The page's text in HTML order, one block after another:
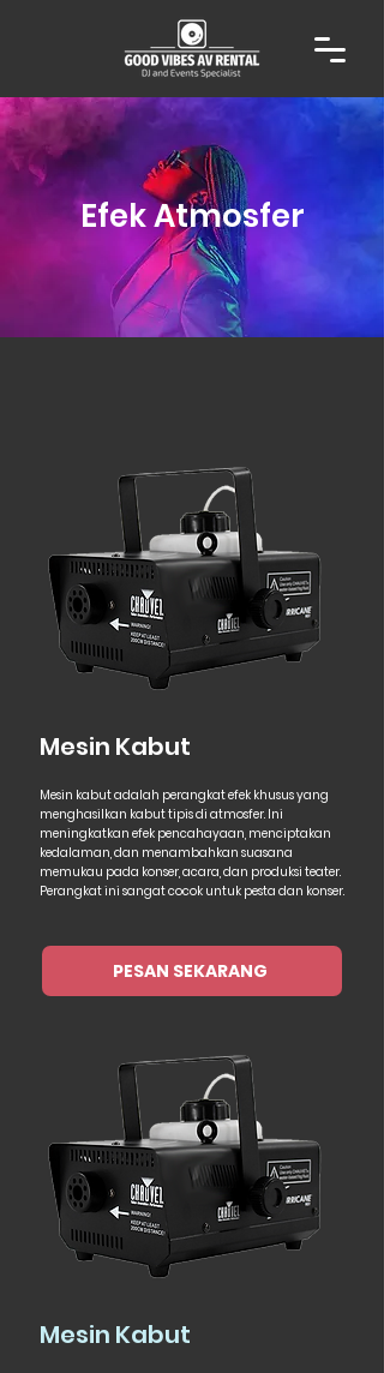
Efek Atmosfer
Mesin Kabut
Mesin kabut adalah perangkat efek khusus yang
menghasilkan kabut tipis di atmosfer. Ini
meningkatkan efek pencahayaan, menciptakan
kedalaman, dan menambahkan suasana
memukau pada konser, acara, dan produksi teater.
Perangkat ini sangat cocok untuk pesta dan konser.
PESAN SEKARANG
Mesin Kabut